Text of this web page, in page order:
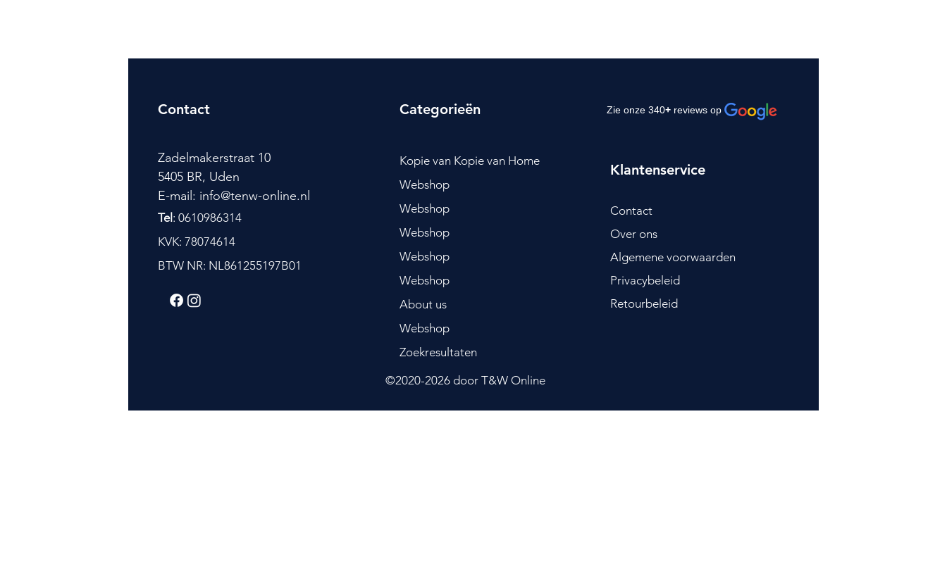
Contact
Zadelmakerstraat 10
5405 BR, Uden
E-mail: info@tenw-online.nl
Tel : 0610986314
KVK: 78074614
BTW NR: NL861255197B01
Categorieën
Kopie van Kopie van Home
Webshop
Webshop
Webshop
Webshop
Webshop
About us
Webshop
Zoekresultaten
Zie onze 340+ reviews op
Klantenservice
Contact
Over ons
Algemene voorwaarden
Privacybeleid
Retourbeleid
©2020-2026 door T&W Online